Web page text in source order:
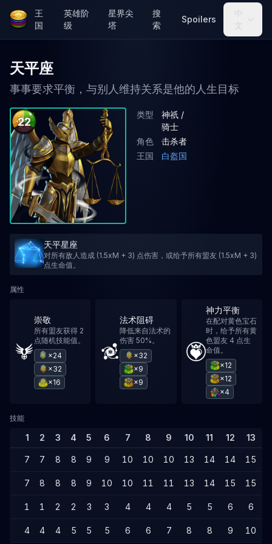
王
国
英雄阶
级
星界尖
塔
搜
索
Spoilers
中
文
天平座
事事要求平衡，与别人维持关系是他的人生目标
22
类型
神祇 /
骑士
角色
击杀者
王国
白盔国
天平星座
对所有敌人造成 (1.5xM + 3) 点伤害，或给予所有盟友 (1.5xM + 3)
点生命值。
属性
崇敬
所有盟友获得 2
点随机技能值。
×24
×32
×16
法术阻碍
降低来自法术的
伤害 50%。
×32
×9
×9
神力平衡
在配对黄色宝石
时，给予所有黄
色盟友 4 点生
命值。
×12
×12
×4
技能
1 2 3 4 5 6 7 8 9 10 11 12 13
7 7 8 8 9 9 10 10 10 13 14 14 15
7 8 8 8 9 10 10 11 11 13 14 15 15
1 1 2 2 3 3 4 4 4 5 5 6 6
4 4 4 5 5 5 6 6 7 8 8 9 10